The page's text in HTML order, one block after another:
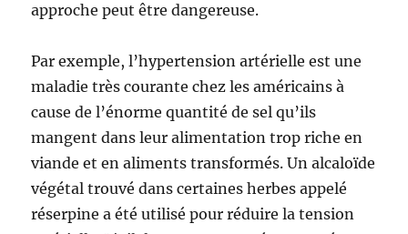
approche peut être dangereuse.
Par exemple, l’hypertension artérielle est une
maladie très courante chez les américains à
cause de l’énorme quantité de sel qu’ils
mangent dans leur alimentation trop riche en
viande et en aliments transformés. Un alcaloïde
végétal trouvé dans certaines herbes appelé
réserpine a été utilisé pour réduire la tension